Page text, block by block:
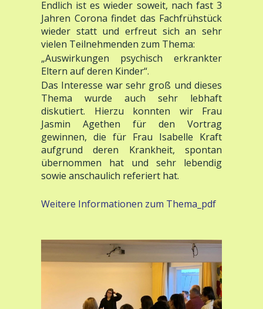
Jahren Corona findet das Fachfrühstück
wieder statt und erfreut sich an sehr
vielen Teilnehmenden zum Thema:
„Auswirkungen psychisch erkrankter
Eltern auf deren Kinder“.
Das Interesse war sehr groß und dieses
Thema wurde auch sehr lebhaft
diskutiert. Hierzu konnten wir Frau
Jasmin Agethen für den Vortrag
gewinnen, die für Frau Isabelle Kraft
aufgrund deren Krankheit, spontan
übernommen hat und sehr lebendig
sowie anschaulich referiert hat.